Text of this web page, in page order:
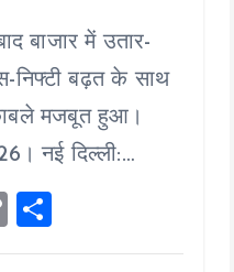
p
y
Li
n
k
a
re
बाजार में उतार-
निफ्टी बढ़त के साथ
मजबूत हुआ।
नई दिल्ली:…
C
o
h